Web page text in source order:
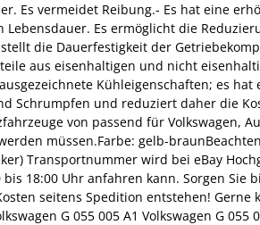
Es vermeidet Reibung.- Es hat eine
Es ermöglicht die
die Dauerfestigkeit der
aus eisenhaltigen und nicht
Kühleigenschaften; es
und reduziert daher die
von passend für Volkswagen,
müssen.Farbe: gelb-
Transportnummer wird bei eBay
18:00 Uhr anfahren kann. Sorgen
seitens Spedition entstehen!
G 055 005 A1 Volkswagen G 055